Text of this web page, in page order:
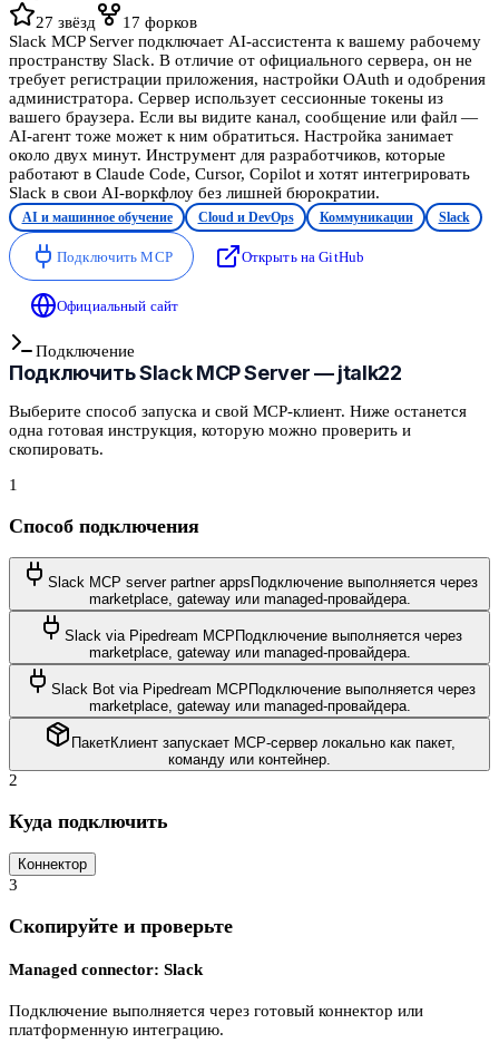
27 звёзд 17 форков
Slack MCP Server подключает AI-ассистента к вашему рабочему
пространству Slack. В отличие от официального сервера, он не
требует регистрации приложения, настройки OAuth и одобрения
администратора. Сервер использует сессионные токены из
вашего браузера. Если вы видите канал, сообщение или файл —
AI-агент тоже может к ним обратиться. Настройка занимает
около двух минут. Инструмент для разработчиков, которые
работают в Claude Code, Cursor, Copilot и хотят интегрировать
Slack в свои AI-воркфлоу без лишней бюрократии.
AI и машинное обучение Cloud и DevOps Коммуникации Slack
Подключить MCP Открыть на GitHub
Официальный сайт
Подключение
ПодключитьSlack MCP Server — jtalk22
Выберите способ запуска и свой MCP-клиент. Ниже останется
одна готовая инструкция, которую можно проверить и
скопировать.
1
Способ подключения
Slack MCP server partner apps Подключение выполняется через
marketplace, gateway или managed-провайдера.
Slack via Pipedream MCP Подключение выполняется через
marketplace, gateway или managed-провайдера.
Slack Bot via Pipedream MCP Подключение выполняется через
marketplace, gateway или managed-провайдера.
ПакетКлиент запускает MCP-сервер локально как пакет,
команду или контейнер.
2
Куда подключить
Коннектор
3
Скопируйте и проверьте
Managed connector: Slack
Подключение выполняется через готовый коннектор или
платформенную интеграцию.